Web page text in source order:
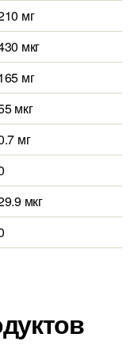
мг
мкг
мг
мкг
мг
мкг